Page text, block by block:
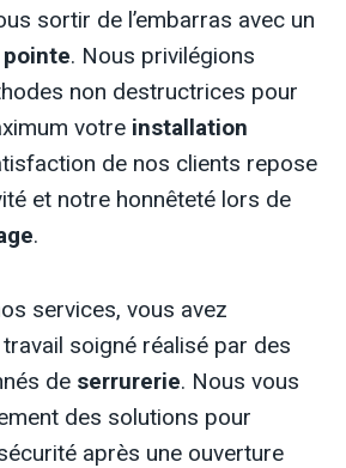
sortir de l’embarras avec un
. Nous privilégions
non destructrices pour
votre installation
de nos clients repose
et notre honnêteté lors de
.
services, vous avez
travail soigné réalisé par des
de serrurerie. Nous vous
des solutions pour
après une ouverture